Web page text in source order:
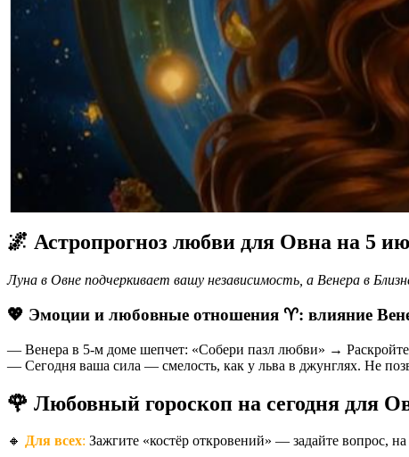
🌌 Астропрогноз любви для Овна на 5
Луна в Овне подчеркивает вашу независимость, а Венера в
💖 Эмоции и любовные отношения ♈️: влияние
— Венера в 5-м доме шепчет: «Собери пазл любви» → Раскройте
— Сегодня ваша сила — смелость, как у льва в джунглях. Не
🌹 Любовный гороскоп на сегодня для
🔸 Для всех: Зажгите «костёр откровений» — задайте вопрос,